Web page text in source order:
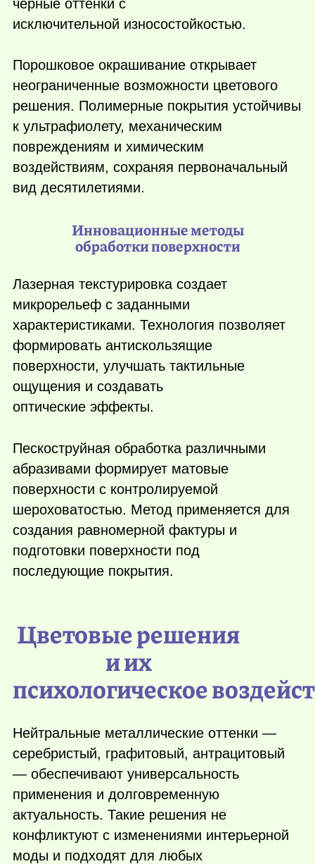
черные оттенки с
исключительной износостойкостью.
Порошковое окрашивание открывает
неограниченные возможности цветового
решения. Полимерные покрытия устойчивы
к ультрафиолету, механическим
повреждениям и химическим
воздействиям, сохраняя первоначальный
вид десятилетиями.
Инновационные методы
обработки поверхности
Лазерная текстурировка создает
микрорельеф с заданными
характеристиками. Технология позволяет
формировать антискользящие
поверхности, улучшать тактильные
ощущения и создавать
оптические эффекты.
Пескоструйная обработка различными
абразивами формирует матовые
поверхности с контролируемой
шероховатостью. Метод применяется для
создания равномерной фактуры и
подготовки поверхности под
последующие покрытия.
Цветовые решения
и их
психологическое
Нейтральные металлические оттенки —
серебристый, графитовый, антрацитовый
— обеспечивают универсальность
применения и долговременную
актуальность. Такие решения не
конфликтуют с изменениями интерьерной
моды и подходят для любых